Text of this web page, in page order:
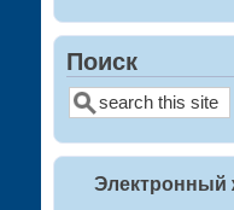
Поиск
Поиск
Электронный